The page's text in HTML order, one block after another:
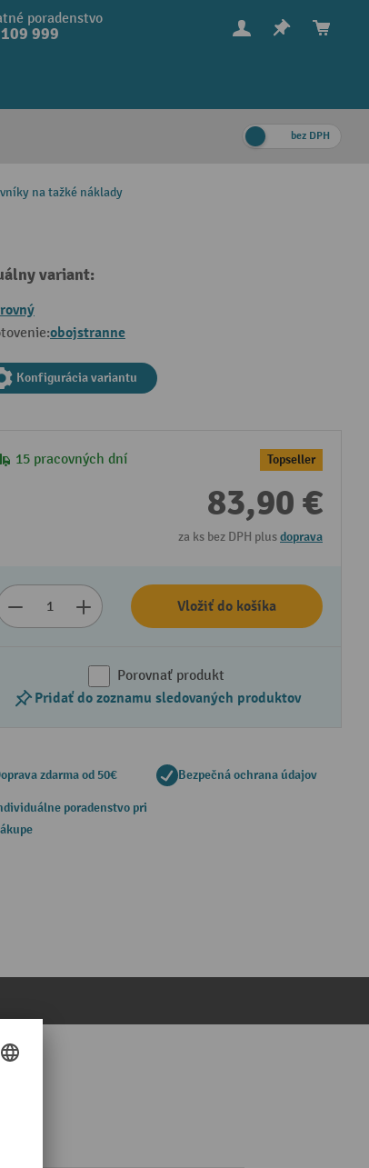
poradenstvo
999
bez DPH
na tažké náklady
variant:
rovný
obojstranne
Konfigurácia variantu
15 pracovných dní Topseller
83,90 €
za ks bez DPH plusdoprava
Vložiť do košíka
Porovnať produkt
Pridať do zoznamu sledovaných produktov
zdarma od 50€ Bezpečná ochrana údajov
poradenstvo pri